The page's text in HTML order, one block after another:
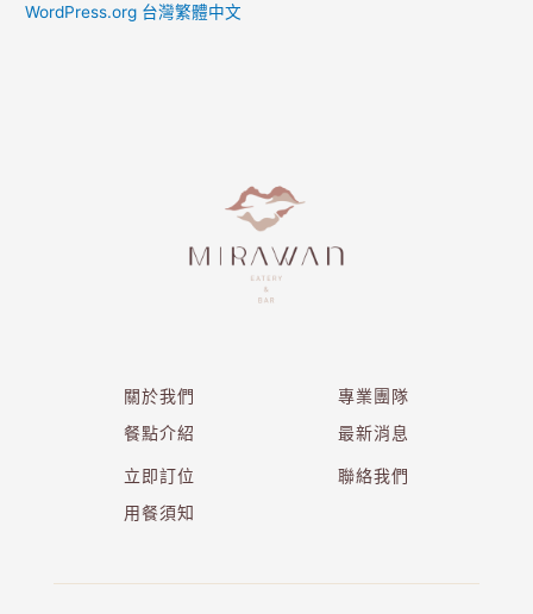
WordPress.org 台灣繁體中文
關於我們
餐點介紹
專業團隊
最新消息
立即訂位
用餐須知
聯絡我們